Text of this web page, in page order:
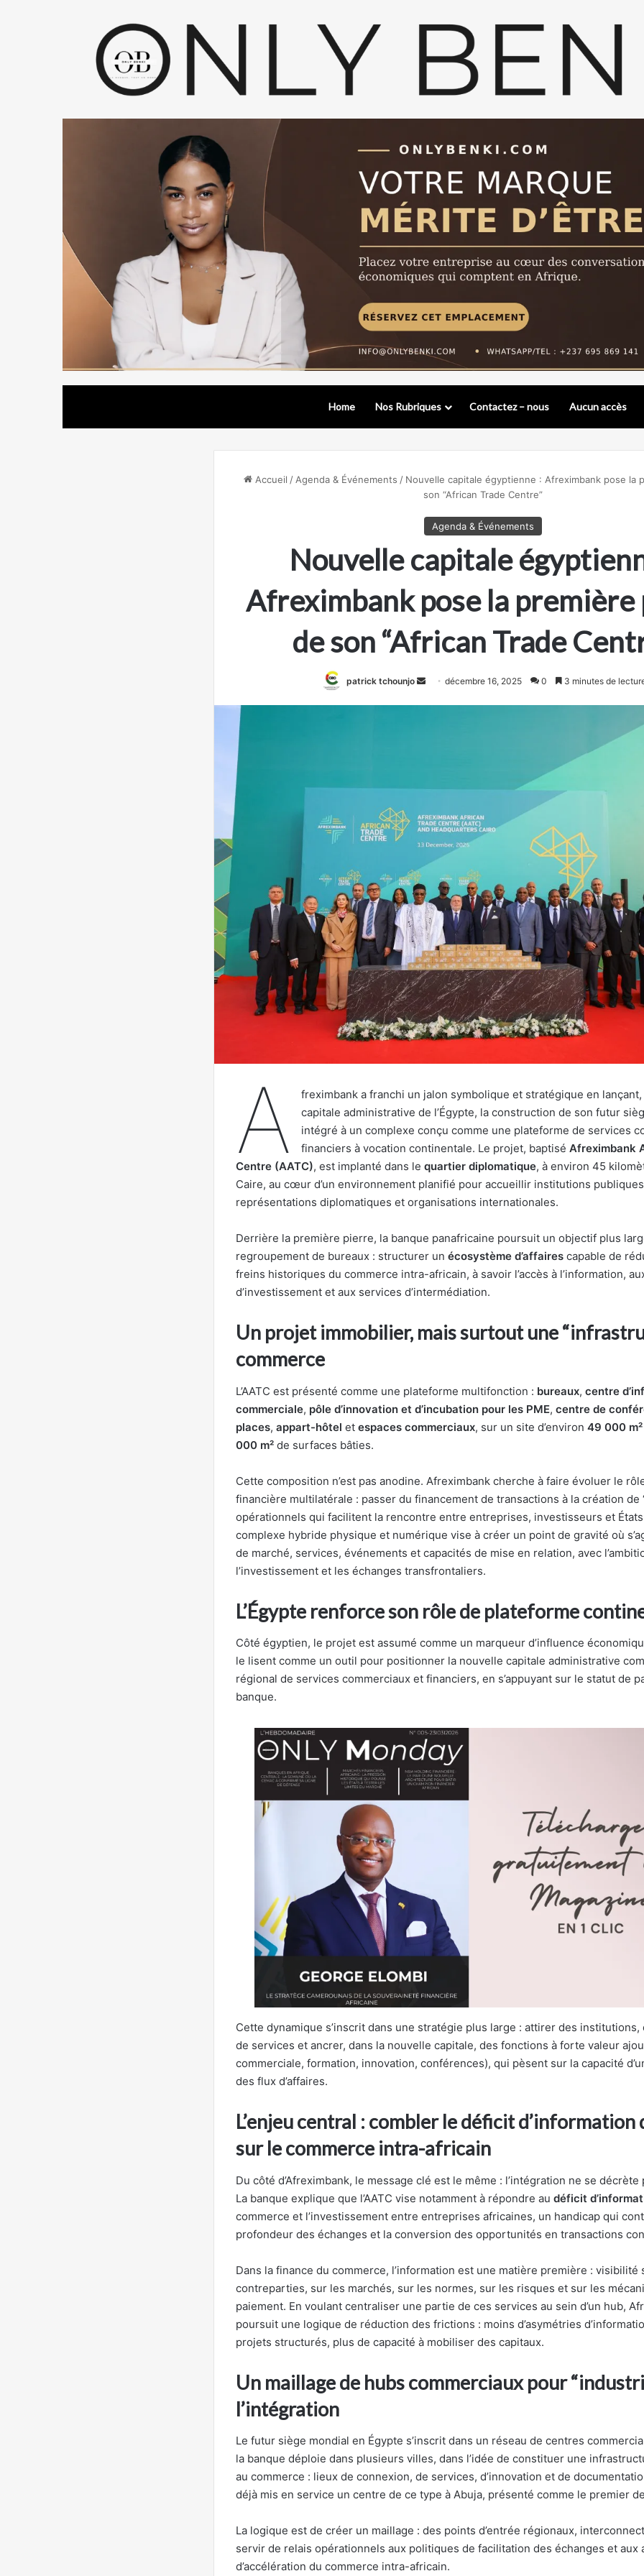
Home Nos Rubriques Contactez – nous Aucun accès
Accueil / Agenda & Événements / Nouvelle capitale égyptienne : Afreximbank pose la
son “African Trade Centre”
Agenda & Événements
Nouvelle capitale
Afreximbank pose la
de son “African Trade
patrick tchounjo
Envoyerdécembre 16, 2025 0 3 minutes de
A
freximbank a franchi un jalon symbolique et stratégique en
capitale administrative de l’Égypte, la construction de son futur
intégré à un complexe conçu comme une plateforme de services
financiers à vocation continentale. Le projet, baptisé Afreximbank
Centre (AATC), est implanté dans le quartier diplomatique, à environ 45
Caire, au cœur d’un environnement planifié pour accueillir institutions
représentations diplomatiques et organisations internationales.
Derrière la première pierre, la banque panafricaine poursuit un objectif plus
regroupement de bureaux : structurer un écosystème d’affaires capable de
freins historiques du commerce intra-africain, à savoir l’accès à l’information,
d’investissement et aux services d’intermédiation.
Un projet immobilier, mais surtout une
commerce
L’AATC est présenté comme une plateforme multifonction : bureaux, centre
commerciale, pôle d’innovation et d’incubation pour les PME, centre de
places, appart-hôtel et espaces commerciaux, sur un site d’environ 49 000 m²
000 m² de surfaces bâties.
Cette composition n’est pas anodine. Afreximbank cherche à faire évoluer le
financière multilatérale : passer du financement de transactions à la création de
opérationnels qui facilitent la rencontre entre entreprises, investisseurs et
complexe hybride physique et numérique vise à créer un point de gravité où
de marché, services, événements et capacités de mise en relation, avec
l’investissement et les échanges transfrontaliers.
L’Égypte renforce son rôle de plateforme
Côté égyptien, le projet est assumé comme un marqueur d’influence
le lisent comme un outil pour positionner la nouvelle capitale administrative
régional de services commerciaux et financiers, en s’appuyant sur le statut de
banque.
Cette dynamique s’inscrit dans une stratégie plus large : attirer des institutions,
de services et ancrer, dans la nouvelle capitale, des fonctions à forte valeur
commerciale, formation, innovation, conférences), qui pèsent sur la capacité
des flux d’affaires.
L’enjeu central : combler le déficit d’information
sur le commerce intra-africain
Du côté d’Afreximbank, le message clé est le même : l’intégration ne se décrète
La banque explique que l’AATC vise notamment à répondre au déficit
commerce et l’investissement entre entreprises africaines, un handicap qui
profondeur des échanges et la conversion des opportunités en transactions
Dans la finance du commerce, l’information est une matière première : visibilité
contreparties, sur les marchés, sur les normes, sur les risques et sur les
paiement. En voulant centraliser une partie de ces services au sein d’un hub,
poursuit une logique de réduction des frictions : moins d’asymétries
projets structurés, plus de capacité à mobiliser des capitaux.
Un maillage de hubs commerciaux pour
l’intégration
Le futur siège mondial en Égypte s’inscrit dans un réseau de centres
la banque déploie dans plusieurs villes, dans l’idée de constituer une
au commerce : lieux de connexion, de services, d’innovation et de
déjà mis en service un centre de ce type à Abuja, présenté comme le premier
La logique est de créer un maillage : des points d’entrée régionaux,
servir de relais opérationnels aux politiques de facilitation des échanges et aux
d’accélération du commerce intra-africain.